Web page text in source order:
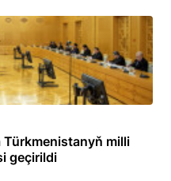
Türkmenistanyň milli
geçirildi